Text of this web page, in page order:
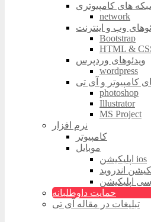
های کامپیوتری
network
وب و اینترنت
Bootstrap
HTML &
ویدئوهای وردپرس
wordpress
کامپیوتر و آی تی
photoshop
Illustrator
MS Project
نرم افزار
کامپیوتر
موبایل
اپلیکیشن ios
اندروید
اپلیکیشن
حمایت داوطلبانه
تبلیغات در مقاله آی تی